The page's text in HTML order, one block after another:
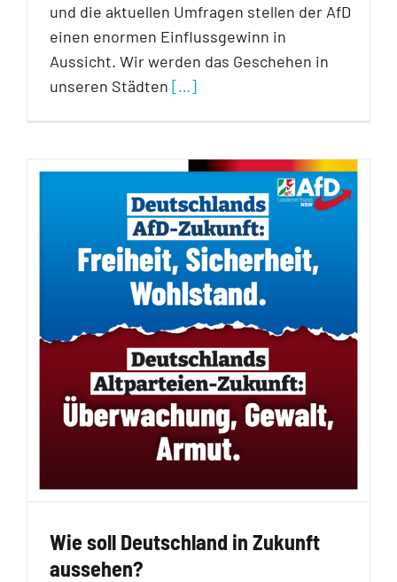
und die aktuellen Umfragen stellen der AfD
einen enormen Einflussgewinn in
Aussicht. Wir werden das Geschehen in
unseren Städten […]
Wie soll Deutschland in Zukunft
aussehen?